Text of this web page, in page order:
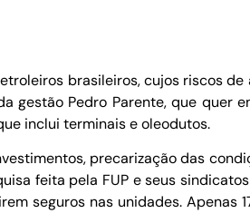
brasileiros, cujos riscos
gestão Pedro Parente, que quer
inclui terminais e oleodutos.
precarização das
feita pela FUP e seus
seguros nas unidades. Apenas